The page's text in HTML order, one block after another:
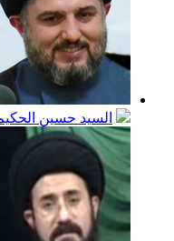
السيد حسين